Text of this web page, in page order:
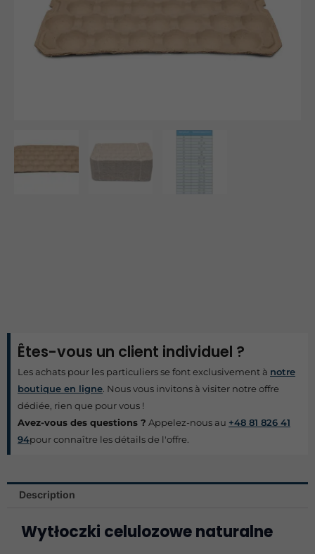
Êtes-vous un client individuel ?
Les achats pour les particuliers se font exclusivement à notre
boutique en ligne. Nous vous invitons à visiter notre offre
dédiée, rien que pour vous !
Avez-vous des questions ? Appelez-nous au +48 81 826 41
94pour connaître les détails de l'offre.
Description
Wytłoczki celulozowe naturalne